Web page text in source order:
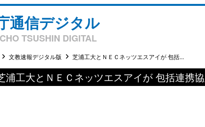
通信デジタル
TSUSHIN DIGITAL
文教速報デジタル版 芝浦工大とＮＥＣネッツエスアイが 包括...
浦工大とＮＥＣネッツエスアイが 包括連携